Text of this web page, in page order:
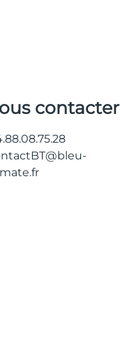
contacter